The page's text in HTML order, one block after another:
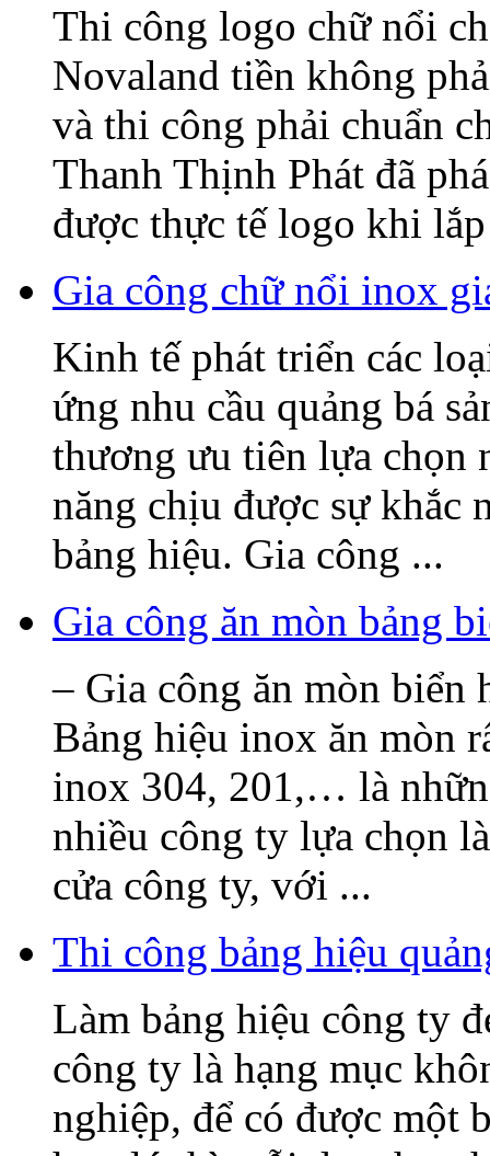
Thi công logo chữ nổi
Novaland tiền không
và thi công phải chuẩn
Thanh Thịnh Phát đã
được thực tế logo khi
Gia công chữ nổi inox
Kinh tế phát triển các
ứng nhu cầu quảng bá
thương ưu tiên lựa chọn
năng chịu được sự khắc
bảng hiệu. Gia công ...
Gia công ăn mòn bảng
– Gia công ăn mòn biển
Bảng hiệu inox ăn mòn
inox 304, 201,… là
nhiều công ty lựa chọn
cửa công ty, với ...
Thi công bảng hiệu
Làm bảng hiệu công ty
công ty là hạng mục
nghiệp, để có được một